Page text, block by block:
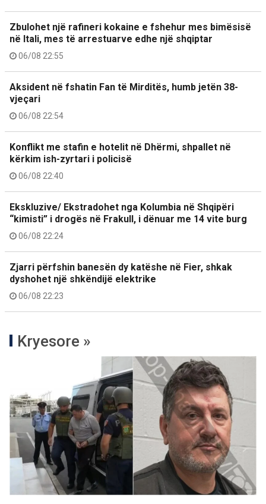
Zbulohet një rafineri kokaine e fshehur mes bimësisë
në Itali, mes të arrestuarve edhe një shqiptar
06/08 22:55
Aksident në fshatin Fan të Mirditës, humb jetën 38-
vjeçari
06/08 22:54
Konflikt me stafin e hotelit në Dhërmi, shpallet në
kërkim ish-zyrtari i policisë
06/08 22:40
Ekskluzive/ Ekstradohet nga Kolumbia në Shqipëri
“kimisti” i drogës në Frakull, i dënuar me 14 vite burg
06/08 22:24
Zjarri përfshin banesën dy katëshe në Fier, shkak
dyshohet një shkëndijë elektrike
06/08 22:23
Kryesore »